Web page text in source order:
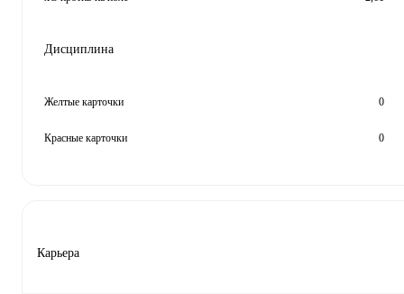
Дисциплина
Желтые карточки 0
Красные карточки 0
Карьера